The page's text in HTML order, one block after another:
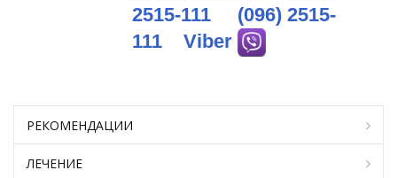
2515-111
(096) 2515-
111
Viber
РЕКОМЕНДАЦИИ
ЛЕЧЕНИЕ